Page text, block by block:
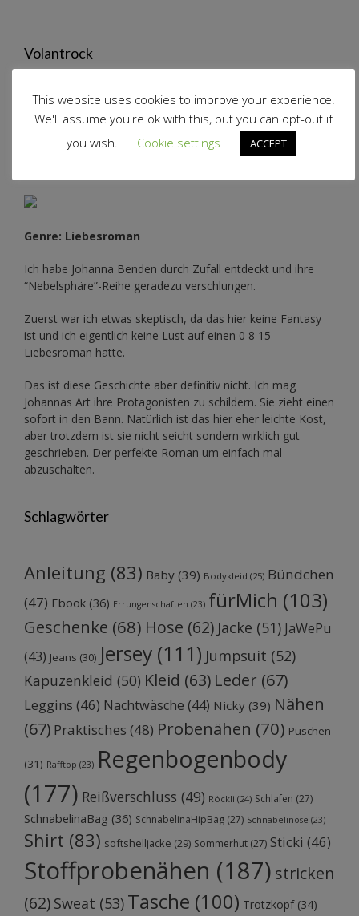
Volantrock
Auf meinem Ebookreader…
Genre: Liebesroman
Ich habe Johanna Benden durch Zufall entdeckt und ihre
“Nebelsphäre”-Reihe geradezu verschlungen.
Zuerst war ich etwas skeptisch, da das hier keine Fantasy
ist und ich eigentlich keine Lust auf einen 0 8 15 –
Liebesroman hatte.
Das ist diese Geschichte aber definitiv nicht. Ich mag
Johannas Art ihre Protagonisten zu schildern. Sie zieht einen
sofort in den Bann. Natürlich ist das hier eher leichte Kost,
aber trotzdem ist sie nicht seicht sondern wirklich gut
geschrieben. Der perfekte Roman um einfach mal
abzuschalten.
Schlagwörter
Anleitung (83) Baby (39) Bodykleid (25) Bündchen
(47) Ebook (36) Errungenschaften (23) fürMich (103)
Geschenke (68) Hose (62) Jacke (51) JaWePu
(43) Jeans (30) Jersey (111) Jumpsuit (52)
Kapuzenkleid (50) Kleid (63) Leder (67)
Leggins (46) Nachtwäsche (44) Nicky (39) Nähen
(67) Praktisches (48) Probenähen (70) Puschen
(31) Rafftop (23) Regenbogenbody
(177) Reißverschluss (49) Röckli (24) Schlafen (27)
SchnabelinaBag (36) SchnabelinaHipBag (27) Schnabelinose (23)
Shirt (83) softshelljacke (29) Sommerhut (27) Sticki (46)
Stoffprobenähen (187) stricken
(62) Sweat (53) Tasche (100) Trotzkopf(34)
This website uses cookies to improve your experience.
We'll assume you're ok with this, but you can opt-out if
you wish.
Cookie settings ACCEPT